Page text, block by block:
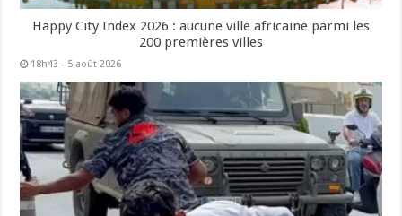
Happy City Index 2026 : aucune ville africaine parmi les
200 premières villes
18h43 - 5 août 2026